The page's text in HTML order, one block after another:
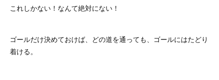
これしかない！なんて絶対にない！
ゴールだけ決めておけば、どの道を通っても、ゴールにはたどり
着ける。